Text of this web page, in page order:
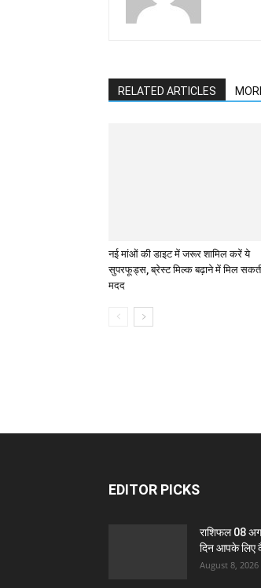
RELATED ARTICLES
नई मांओं की डाइट में जरूर शामिल करें ये
सुपरफूड्स, ब्रेस्ट मिल्क बढ़ाने में मिल
मदद
EDITOR PICKS
राशिफल 08
दिन आपके लिए
August 8, 2026